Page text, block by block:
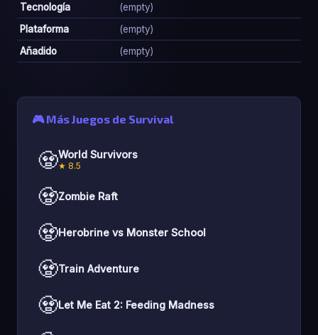
Tecnología
(empty)
Plataforma
(empty)
Añadido
(empty)
🎮 Más Juegos de Survival
🧟World Survivors
★ 8.5
🧟Zombie Raft
🧟Herobrine vs Monster School
🧟Train Adventure
🧟Let Me Eat 2: Feeding Madness